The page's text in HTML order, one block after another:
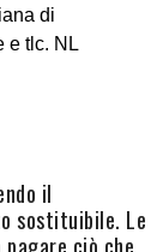
di
e tlc. NL
il
sostituibile. Le